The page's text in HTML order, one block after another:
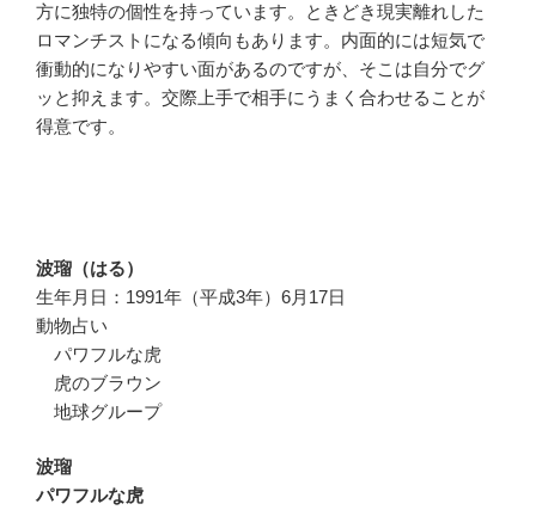
方に独特の個性を持っています。ときどき現実離れした
ロマンチストになる傾向もあります。内面的には短気で
衝動的になりやすい面があるのですが、そこは自分でグ
ッと抑えます。交際上手で相手にうまく合わせることが
得意です。
波瑠（はる）
生年月日：1991年（平成3年）6月17日
動物占い
パワフルな虎
虎のブラウン
地球グループ
波瑠
パワフルな虎